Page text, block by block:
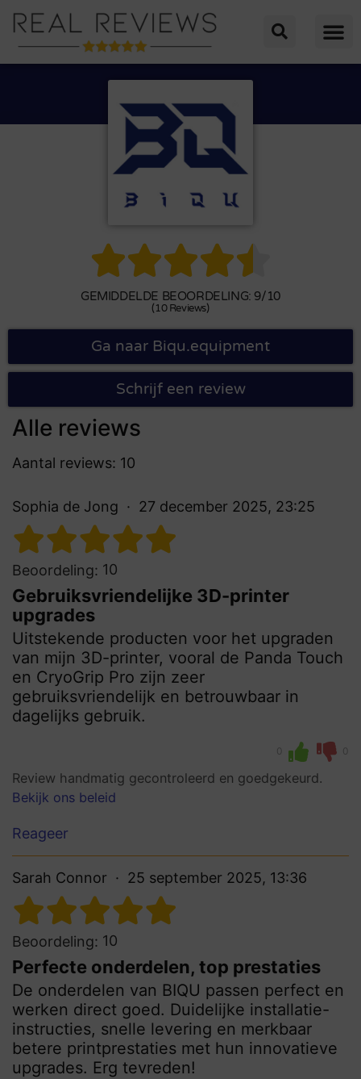

GEMIDDELDE BEOORDELING: 9/10
(10 Reviews)
Ga naar Biqu.equipment
Schrijf een review
Alle reviews
Aantal reviews: 10
Sophia de Jong 27 december 2025, 23:25
Beoordeling: 10
Gebruiksvriendelijke 3D-printer
upgrades
Uitstekende producten voor het upgraden
van mijn 3D-printer, vooral de Panda Touch
en CryoGrip Pro zijn zeer
gebruiksvriendelijk en betrouwbaar in
dagelijks gebruik.
0 0
Review handmatig gecontroleerd en goedgekeurd.
Bekijk ons beleid
Reageer
Sarah Connor 25 september 2025, 13:36
Beoordeling: 10
Perfecte onderdelen, top prestaties
De onderdelen van BIQU passen perfect en
werken direct goed. Duidelijke installatie-
instructies, snelle levering en merkbaar
betere printprestaties met hun innovatieve
upgrades. Erg tevreden!